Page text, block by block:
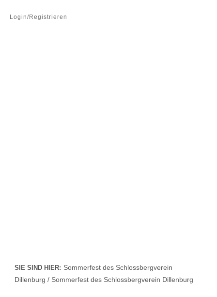
Login/Registrieren
SIE SIND HIER: Sommerfest des Schlossbergverein
Dillenburg / Sommerfest des Schlossbergverein Dillenburg